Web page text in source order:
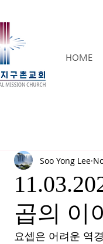
HOME
곱의 이
Soo Yong Lee
요셉은 어려운 역